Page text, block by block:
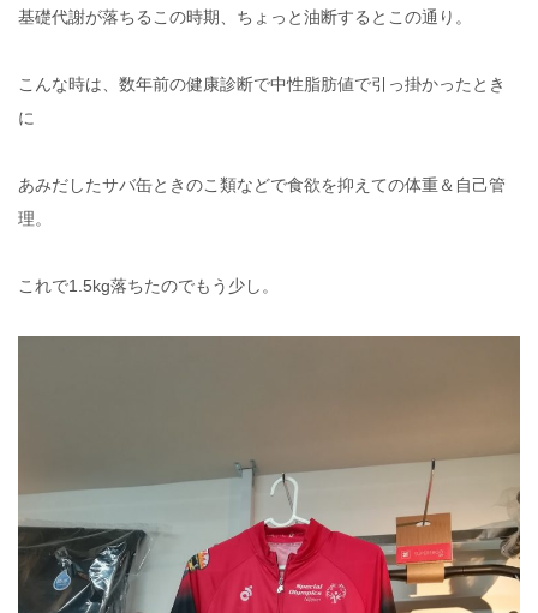
基礎代謝が落ちるこの時期、ちょっと油断するとこの通り。
こんな時は、数年前の健康診断で中性脂肪値で引っ掛かったとき
に
あみだしたサバ缶ときのこ類などで食欲を抑えての体重＆自己管
理。
これで1.5kg落ちたのでもう少し。